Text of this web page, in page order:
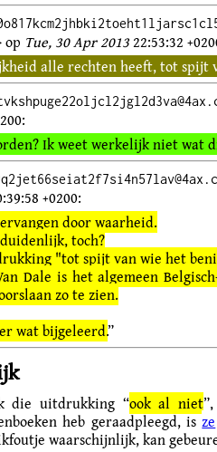
op Tue, 30 Apr 201322:53:32
alle rechten heeft, tot spijt
Ik weet werkelijk niet wat
+0200:
door waarheid.
toch?
"tot spijt van wie het
Dale is het algemeen
zo te zien.
wat bijgeleerd.”
die uitdrukking “ook al niet
heb geraadpleegd, isze
waarschijnlijk, kan